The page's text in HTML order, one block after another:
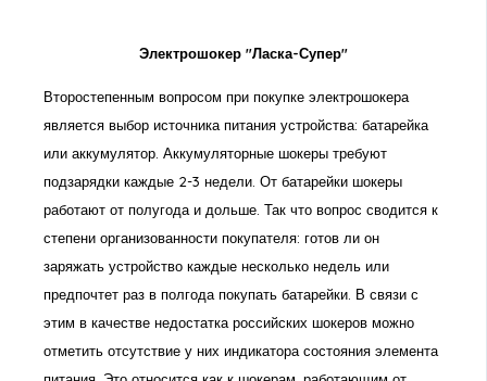
Электрошокер "Ласка-Супер"
Второстепенным вопросом при покупке электрошокера
является выбор источника питания устройства: батарейка
или аккумулятор. Аккумуляторные шокеры требуют
подзарядки каждые 2-3 недели. От батарейки шокеры
работают от полугода и дольше. Так что вопрос сводится к
степени организованности покупателя: готов ли он
заряжать устройство каждые несколько недель или
предпочтет раз в полгода покупать батарейки. В связи с
этим в качестве недостатка российских шокеров можно
отметить отсутствие у них индикатора состояния элемента